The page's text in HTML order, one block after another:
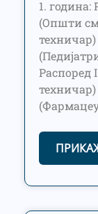
1. година:
(Општи
Распоред